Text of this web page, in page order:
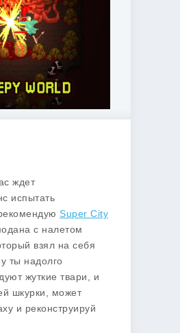
ждет
испытать
Super City
с налетом
взял на себя
ты надолго
жуткие твари, и
шкурки, может
и реконструируй